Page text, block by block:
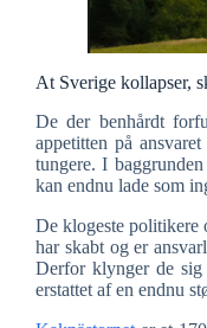
At Sverige kollapser,
De der benhårdt
appetitten på
tungere. I
kan endnu lade som
De klogeste politikere
har skabt og er
Derfor klynger de
erstattet af en endnu